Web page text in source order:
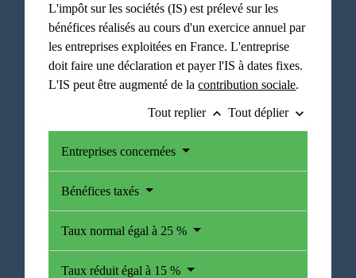
L'impôt sur les sociétés (IS) est prélevé sur les
bénéfices réalisés au cours d'un exercice annuel par
les entreprises exploitées en France. L'entreprise
doit faire une déclaration et payer l'IS à dates fixes.
L'IS peut être augmenté de lacontribution sociale.
Tout replier keyboard_arrow_up Tout déplier keyboard_arrow_down
Entreprises concernées
Bénéfices taxés
Taux normal égal à 25 %
Taux réduit égal à 15 %